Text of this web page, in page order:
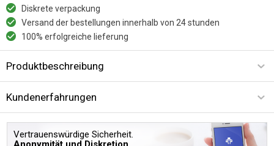
Diskrete verpackung
Versand der bestellungen innerhalb von 24 stunden
100% erfolgreiche lieferung
Produktbeschreibung
Kundenerfahrungen
Vertrauenswürdige Sicherheit.